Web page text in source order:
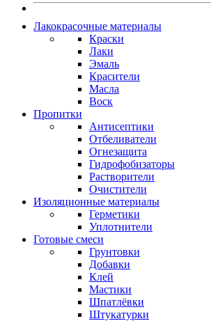
Лакокрасочные материалы
Краски
Лаки
Эмаль
Красители
Масла
Воск
Пропитки
Антисептики
Отбеливатели
Огнезащита
Гидрофобизаторы
Растворители
Очистители
Изоляционные материалы
Герметики
Уплотнители
Готовые смеси
Грунтовки
Добавки
Клей
Мастики
Шпатлёвки
Штукатурки